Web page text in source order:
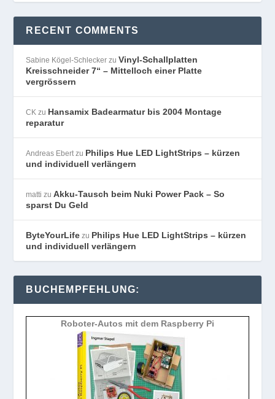
RECENT COMMENTS
Sabine Kögel-Schlecker zuVinyl-Schallplatten
Kreisschneider 7“ – Mittelloch einer Platte
vergrössern
CK zu Hansamix Badearmatur bis 2004 Montage
reparatur
Andreas Ebertzu Philips Hue LED LightStrips – kürzen
und individuell verlängern
matti zuAkku-Tausch beim Nuki Power Pack – So
sparst Du Geld
ByteYourLife zu Philips Hue LED LightStrips – kürzen
und individuell verlängern
BUCHEMPFEHLUNG:
Roboter-Autos mit dem Raspberry Pi